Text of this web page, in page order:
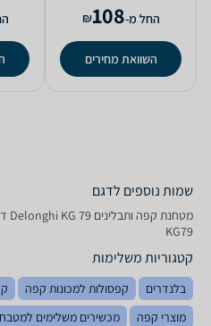
החל מ-108
₪
השוואת מחירים
שמות נוספים לדגם
KG79
קטגוריות משלימות
בלנדרים קפסולות למכונות קפה
מוצרי קפה
מכשירים משלימים למטבח